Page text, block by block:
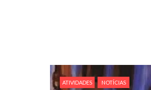
ATIVIDADES NOTÍCIAS